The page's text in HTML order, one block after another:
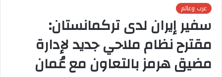
عرب وعالم
سفير إيران لدى تركمانستان:
مقترح نظام ملاحي جديد لإدارة
مضيق هرمز بالتعاون مع عُمان